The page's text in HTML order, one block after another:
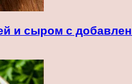
и сыром с